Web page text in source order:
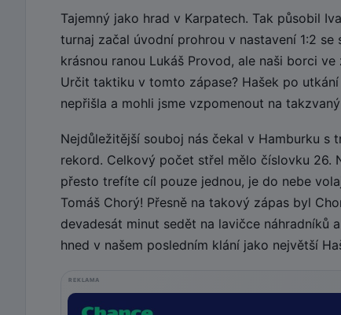
Tajemný jako hrad v Karpatech. Tak působil
turnaj začal úvodní prohrou v nastavení 1:2
krásnou ranou Lukáš Provod, ale naši borci
Určit taktiku v tomto zápase? Hašek po
nepřišla a mohli jsme vzpomenout na
Nejdůležitější souboj nás čekal v Hamburku s
rekord. Celkový počet střel mělo číslovku 26.
přesto trefíte cíl pouze jednou, je do nebe
Tomáš Chorý! Přesně na takový zápas byl
devadesát minut sedět na lavičce náhradníků
hned v našem posledním klání jako největší
REKLAMA